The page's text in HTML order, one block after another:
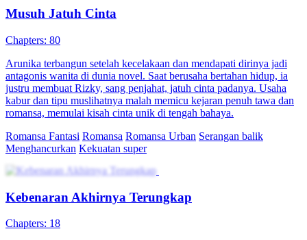
Musuh Jatuh Cinta
Chapters: 80
Arunika terbangun setelah kecelakaan dan mendapati dirinya jadi
antagonis wanita di dunia novel. Saat berusaha bertahan hidup, ia
justru membuat Rizky, sang penjahat, jatuh cinta padanya. Usaha
kabur dan tipu muslihatnya malah memicu kejaran penuh tawa dan
romansa, memulai kisah cinta unik di tengah bahaya.
Romansa Fantasi Romansa Romansa Urban Serangan balik
Menghancurkan Kekuatan super
Kebenaran Akhirnya Terungkap
Chapters: 18